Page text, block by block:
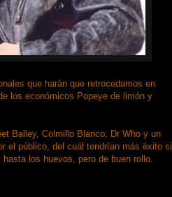
que harán que retrocedamos en
los económicos Popeye de limón y
Balley, Colmillo Blanco, Dr Who y un
el público, del cuál tendrían más éxito si
los huevos, pero de buen rollo.